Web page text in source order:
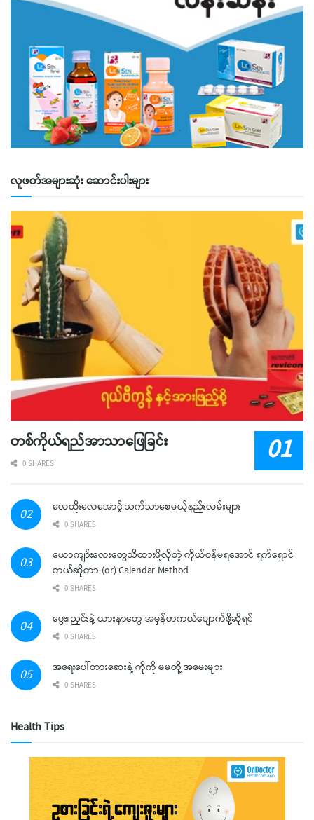
လူဖတ်အများဆုံး ဆောင်းပါးများ
တစ်ကိုယ်ရည်အာသာဖြေခြင်း
0 SHARES
လေထိုးလေအောင့် သက်သာစေမယ့်နည်းလမ်းများ
0 SHARES
ယောကျာ်းလေးတွေသိထားဖို့လိုတဲ့ ကိုယ်ဝန်မရအောင် ရက်ရှောင်
တယ်ဆိုတာ (or) Calendar Method
0 SHARES
ပွေး၊ ညှင်းနဲ့ ယားနာတွေ အမှန်တကယ်ပျောက်ဖို့ဆိုရင်
0 SHARES
အရေးပေါ်တားဆေးနဲ့ ကိုကို မမတို့ အမေးများ
0 SHARES
Health Tips